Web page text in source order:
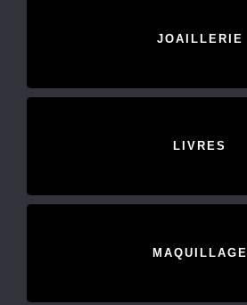
JOAILLERIE
LIVRES
MAQUILLAGE